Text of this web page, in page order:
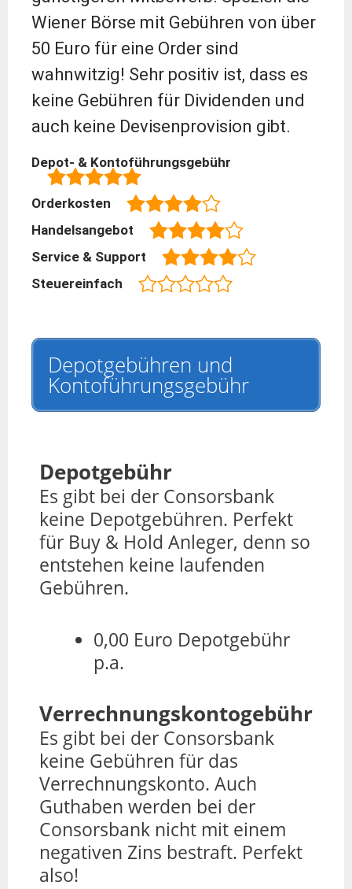
Wiener Börse mit Gebühren von über
50 Euro für eine Order sind
wahnwitzig! Sehr positiv ist, dass es
keine Gebühren für Dividenden und
auch keine Devisenprovision gibt.
Depot- & Kontoführungsgebühr
Orderkosten
Handelsangebot
Service & Support
Steuereinfach
Depotgebühren und
Kontoführungsgebühr
Depotgebühr
Es gibt bei der Consorsbank
keine Depotgebühren. Perfekt
für Buy & Hold Anleger, denn so
entstehen keine laufenden
Gebühren.
0,00 Euro Depotgebühr
p.a.
Verrechnungskontogebühr
Es gibt bei der Consorsbank
keine Gebühren für das
Verrechnungskonto. Auch
Guthaben werden bei der
Consorsbank nicht mit einem
negativen Zins bestraft. Perfekt
also!